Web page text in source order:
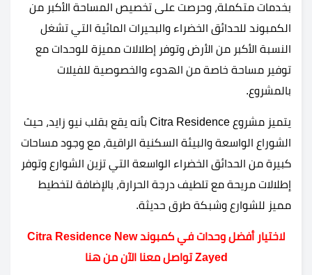
بخدمات متكملة، وحرصت على تخصيص المساحة الأكبر من
الكمبوند للحدائق الخضراء والبحيرات المائية التي تشغل
النسبة الأكبر من الأرض وتوفر إطلالات مميزة للوحدات مع
توفير مساحة خاصة من الهدوء والخصوصية للفيلات
بالمشروع.
يتميز مشروع Citra Residence بأنه يقع بقلب نيو زايد، حيث
الشوراع الواسعة والبيئة السكنية الراقية، مع وجود مساحات
كبيرة من الحدائق الخضراء الواسعة التي تزين الشوارع وتوفر
إطلالات مريحة مع تلطيف درجة الحرارة، بالإضافة لتخطيط
مميز للشوارع وشبكة طرق حديثة.
لاختيار أفضل وحدات في كمبوند Citra Residence New
Zayed تواصل معنا الآن من هنا